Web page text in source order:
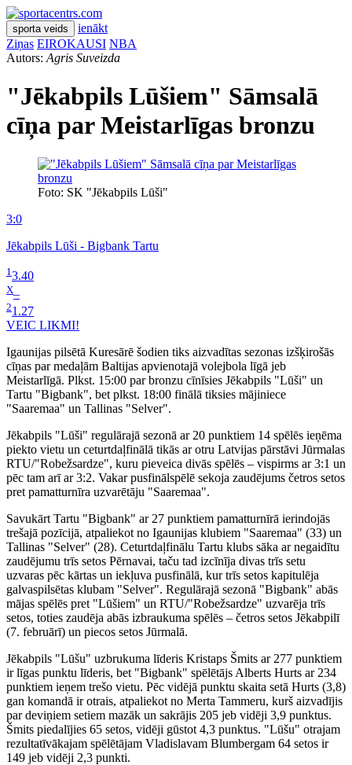
sporta veids
ienākt
Ziņas EIROKAUSI NBA
Autors: Agris Suveizda
"Jēkabpils Lūšiem" Sāmsalā
cīņa par Meistarlīgas bronzu
Foto: SK "Jēkabpils Lūši"
3:0
Jēkabpils Lūši - Bigbank Tartu
1 3.40
X–
21.27
VEIC LIKMI!
Igaunijas pilsētā Kuresārē šodien tiks aizvadītas sezonas izšķirošās
cīņas par medaļām Baltijas apvienotajā volejbola līgā jeb
Meistarlīgā. Plkst. 15:00 par bronzu cīnīsies Jēkabpils "Lūši" un
Tartu "Bigbank", bet plkst. 18:00 finālā tiksies mājiniece
"Saaremaa" un Tallinas "Selver".
Jēkabpils "Lūši" regulārajā sezonā ar 20 punktiem 14 spēlēs ieņēma
piekto vietu un ceturtdaļfinālā tikās ar otru Latvijas pārstāvi Jūrmalas
RTU/"Robežsardze", kuru pieveica divās spēlēs – vispirms ar 3:1 un
pēc tam arī ar 3:2. Vakar pusfinālspēlē sekoja zaudējums četros setos
pret pamatturnīra uzvarētāju "Saaremaa".
Savukārt Tartu "Bigbank" ar 27 punktiem pamatturnīrā ierindojās
trešajā pozīcijā, atpaliekot no Igaunijas klubiem "Saaremaa" (33) un
Tallinas "Selver" (28). Ceturtdaļfinālu Tartu klubs sāka ar negaidītu
zaudējumu trīs setos Pērnavai, taču tad izcīnīja divas trīs setu
uzvaras pēc kārtas un iekļuva pusfinālā, kur trīs setos kapitulēja
galvaspilsētas klubam "Selver". Regulārajā sezonā "Bigbank" abās
mājas spēlēs pret "Lūšiem" un RTU/"Robežsardze" uzvarēja trīs
setos, toties zaudēja abās izbraukuma spēlēs – četros setos Jēkabpilī
(7. februārī) un piecos setos Jūrmalā.
Jēkabpils "Lūšu" uzbrukuma līderis Kristaps Šmits ar 277 punktiem
ir līgas punktu līderis, bet "Bigbank" spēlētājs Alberts Hurts ar 234
punktiem ieņem trešo vietu. Pēc vidējā punktu skaita setā Hurts (3,8)
gan komandā ir otrais, atpaliekot no Merta Tammeru, kurš aizvadījis
par deviņiem setiem mazāk un sakrājis 205 jeb vidēji 3,9 punktus.
Šmits piedalījies 65 setos, vidēji gūstot 4,3 punktus. "Lūšu" otrajam
rezultatīvākajam spēlētājam Vladislavam Blumbergam 64 setos ir
149 jeb vidēji 2,3 punkti.